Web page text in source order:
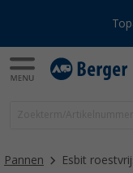
Pannen Esbit